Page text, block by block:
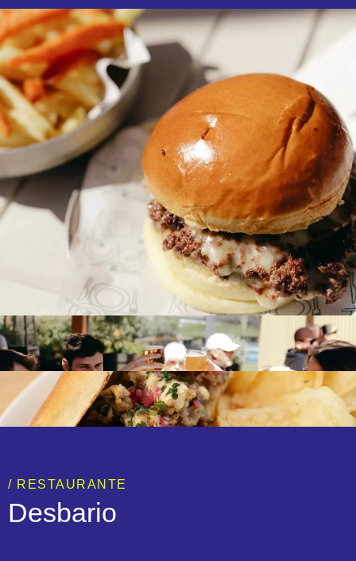
/ RESTAURANTE
Desbario